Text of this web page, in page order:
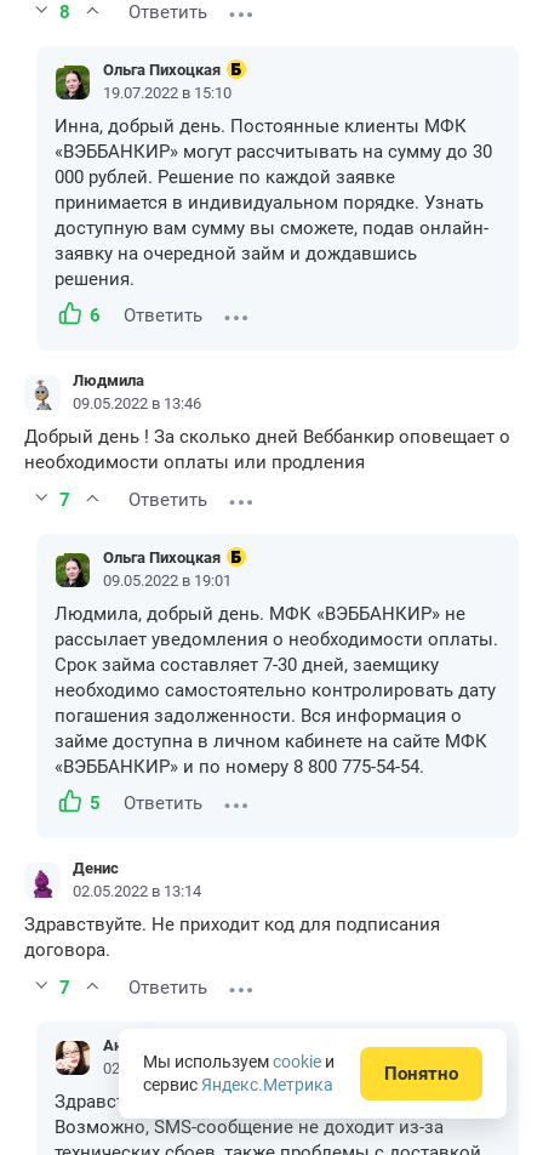
8
Ответить
Ольга Пихоцкая
19.07.2022 в 15:10
Инна, добрый день. Постоянные клиенты МФК
«ВЭББАНКИР» могут рассчитывать на сумму до 30
000 рублей. Решение по каждой заявке
принимается в индивидуальном порядке. Узнать
доступную вам сумму вы сможете, подав онлайн-
заявку на очередной займ и дождавшись
решения.
6
Ответить
Людмила
09.05.2022 в 13:46
Добрый день ! За сколько дней Веббанкир оповещает о
необходимости оплаты или продления
7
Ответить
Ольга Пихоцкая
09.05.2022 в 19:01
Людмила, добрый день. МФК «ВЭББАНКИР» не
рассылает уведомления о необходимости оплаты.
Срок займа составляет 7-30 дней, заемщику
необходимо самостоятельно контролировать дату
погашения задолженности. Вся информация о
займе доступна в личном кабинете на сайте МФК
«ВЭББАНКИР» и по номеру 8 800 775-54-54.
5
Ответить
Денис
02.05.2022 в 13:14
Здравствуйте. Не приходит код для подписания
договора.
7
Ответить
Анна Попович
02.05.2022 в 13:35
Здравствуйте, Денис!
Возможно, SMS-сообщение не доходит из-за
Мы используемcookie и
сервис Яндекс.Метрика Понятно